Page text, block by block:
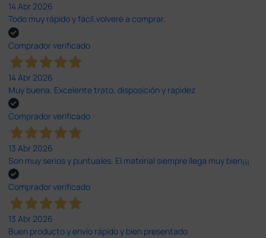
14 Abr 2026
Todo muy rápido y fácil,volveré a comprar.
Comprador verificado
14 Abr 2026
Muy buena. Excelente trato, disposición y rapidez
Comprador verificado
13 Abr 2026
Son muy serios y puntuales. El material siempre llega muy bien¡¡¡
Comprador verificado
13 Abr 2026
Buen producto y envío rápido y bien presentado